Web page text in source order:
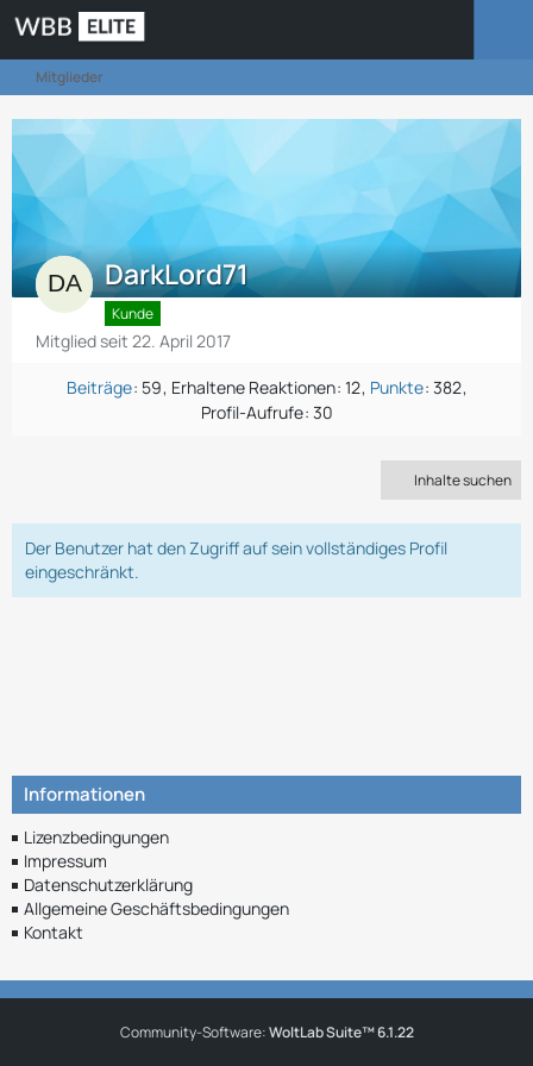
Mitglieder
DarkLord71
Kunde
Mitglied seit 22. April 2017
Beiträge 59 Erhaltene Reaktionen 12 Punkte 382
Profil-Aufrufe 30
Inhalte suchen
Der Benutzer hat den Zugriff auf sein vollständiges Profil
eingeschränkt.
Informationen
Lizenzbedingungen
Impressum
Datenschutzerklärung
Allgemeine Geschäftsbedingungen
Kontakt
Community-Software:WoltLab Suite™ 6.1.22